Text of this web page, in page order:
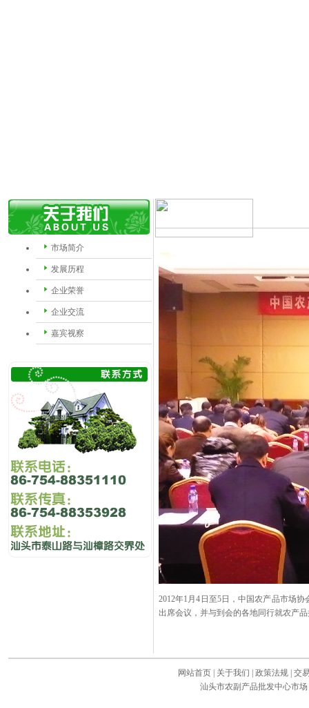
市场简介
发展历程
企业荣誉
企业交流
嘉宾视察
2012年1月4日至5日，中国农产品市场
出席会议，并与到会的各地同行就农产
网站首页 关于我们 政策法规 交
汕头市农副产品批发中心市